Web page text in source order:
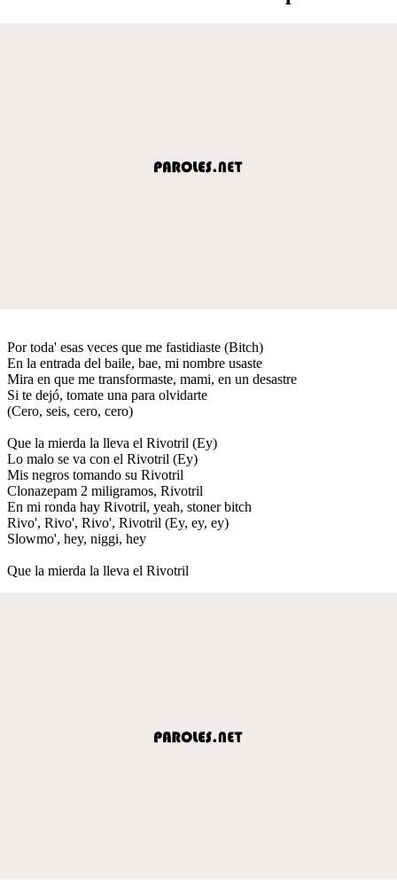
Por toda' esas veces que me fastidiaste (Bitch)
En la entrada del baile, bae, mi nombre usaste
Mira en que me transformaste, mami, en un desastre
Si te dejó, tomate una para olvidarte
(Cero, seis, cero, cero)
Que la mierda la lleva el Rivotril (Ey)
Lo malo se va con el Rivotril (Ey)
Mis negros tomando su Rivotril
Clonazepam 2 miligramos, Rivotril
En mi ronda hay Rivotril, yeah, stoner bitch
Rivo', Rivo', Rivo', Rivotril (Ey, ey, ey)
Slowmo', hey, niggi, hey
Que la mierda la lleva el Rivotril